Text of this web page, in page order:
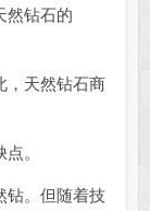
然钻石的
天然钻石商
。
。但随着技